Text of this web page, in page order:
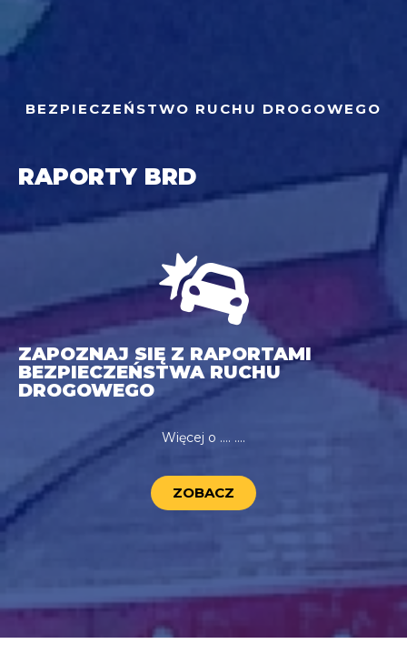
BEZPIECZEŃSTWO RUCHU DROGOWEGO
RAPORTY BRD
ZAPOZNAJ SIĘ Z RAPORTAMI
BEZPIECZEŃSTWA RUCHU
DROGOWEGO
Więcej o …. ….
ZOBACZ